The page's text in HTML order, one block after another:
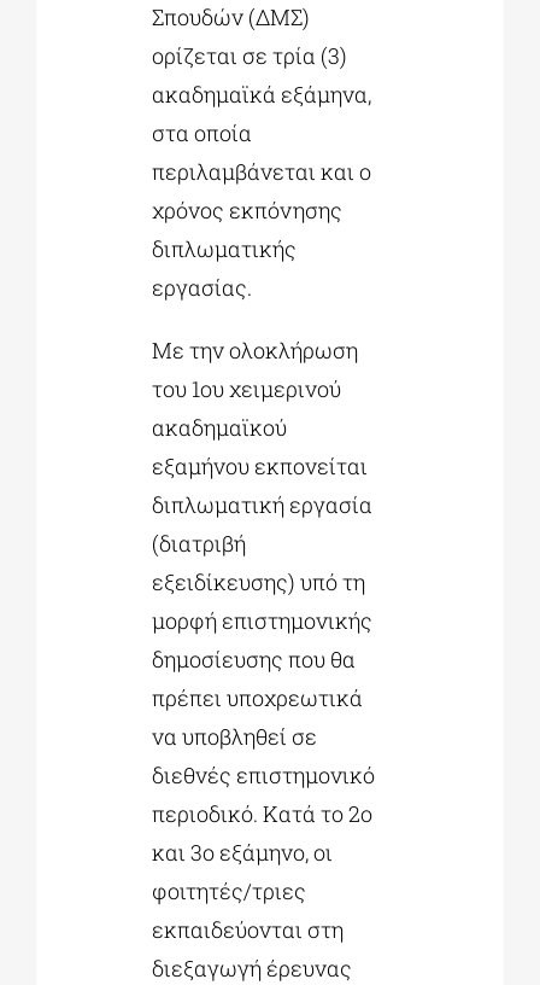
Σπουδών (ΔΜΣ)
ορίζεται σε τρία (3)
ακαδημαϊκά εξάμηνα,
στα οποία
περιλαμβάνεται και ο
χρόνος εκπόνησης
διπλωματικής
εργασίας.
Με την ολοκλήρωση
του 1ου χειμερινού
ακαδημαϊκού
εξαμήνου εκπονείται
διπλωματική εργασία
(διατριβή
εξειδίκευσης) υπό τη
μορφή επιστημονικής
δημοσίευσης που θα
πρέπει υποχρεωτικά
να υποβληθεί σε
διεθνές επιστημονικό
περιοδικό. Κατά το 2ο
και 3ο εξάμηνο, οι
φοιτητές/τριες
εκπαιδεύονται στη
διεξαγωγή έρευνας